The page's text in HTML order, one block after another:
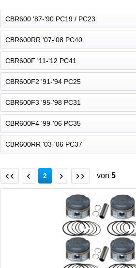
CBR600 '87-'90 PC19 / PC23
CBR600RR '07-'08 PC40
CBR600F '11-'12 PC41
CBR600F2 '91-'94 PC25
CBR600F3 '95-'98 PC31
CBR600F4 '99-'06 PC35
CBR600RR '03-'06 PC37
2 von 5